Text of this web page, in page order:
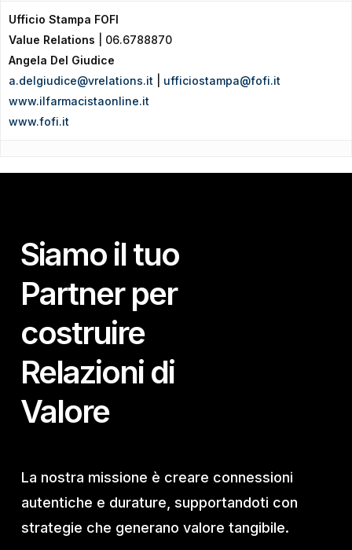
Ufficio Stampa FOFI
Value Relations | 06.6788870
Angela Del Giudice
a.delgiudice@vrelations.it
ufficiostampa@fofi.it
www.ilfarmacistaonline.it
www.fofi.it
Siamo il tuo
Partner per
costruire
Relazioni di
Valore
La nostra missione è creare connessioni
autentiche e durature, supportandoti con
strategie che generano valore tangibile.